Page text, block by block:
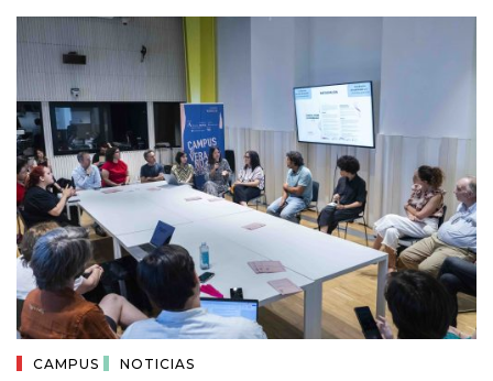
CAMPUS NOTICIAS